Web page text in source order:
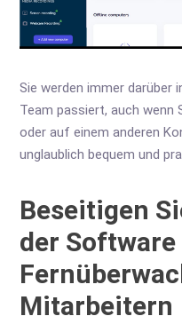
Sie werden immer darüber
Team passiert, auch wenn
oder auf einem anderen
unglaublich bequem und
Beseitigen
der Software
Mitarbeitern